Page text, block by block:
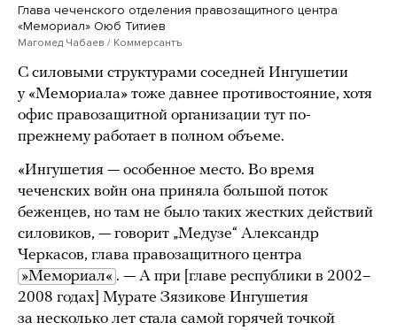
Глава чеченского отделения правозащитного центра
«Мемориал» Оюб Титиев
Магомед Чабаев / Коммерсантъ
С силовыми структурами соседней Ингушетии
у «Мемориала» тоже давнее противостояние, хотя
офис правозащитной организации тут по-
прежнему работает в полном объеме.
«Ингушетия — особенное место. Во время
чеченских войн она приняла большой поток
беженцев, но там не было таких жестких действий
силовиков, — говорит „Медузе“ Александр
Черкасов, глава правозащитного центра
»Мемориал« . — А при [главе республики в 2002–
2008 годах] Мурате Зязикове Ингушетия
за несколько лет стала самой горячей точкой